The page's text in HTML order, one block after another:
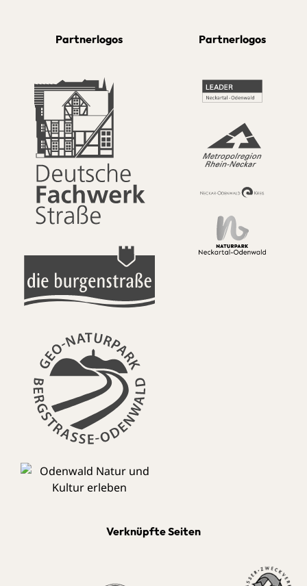
Partnerlogos Partnerlogos
Verknüpfte Seiten